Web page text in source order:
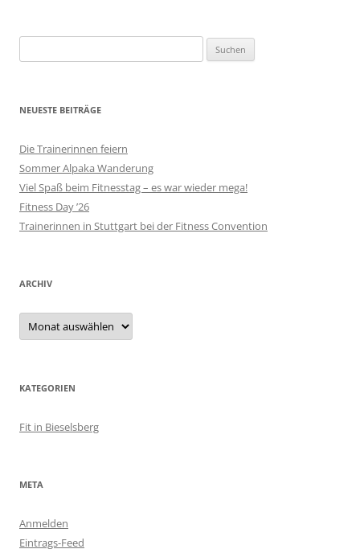
nach:
NEUESTE BEITRÄGE
Die Trainerinnen feiern
Sommer Alpaka Wanderung
Viel Spaß beim Fitnesstag – es war wieder mega!
Fitness Day ’26
Trainerinnen in Stuttgart bei der Fitness Convention
ARCHIV
Archiv
KATEGORIEN
Fit in Bieselsberg
META
Anmelden
Eintrags-Feed